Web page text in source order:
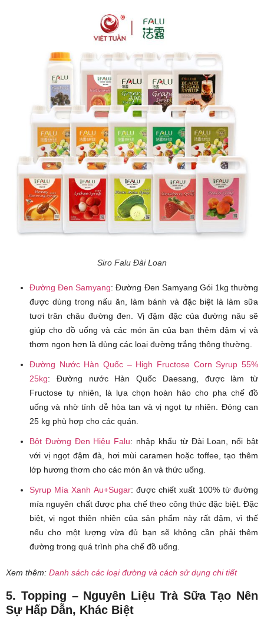
Siro Falu Đài Loan
Đường Đen Samyang: Đường Đen Samyang Gói 1kg thường
được dùng trong nấu ăn, làm bánh và đặc biệt là làm sữa
tươi trân châu đường đen. Vị đậm đặc của đường nâu sẽ
giúp cho đồ uống và các món ăn của bạn thêm đậm vị và
thơm ngon hơn là dùng các loại đường trắng thông thường.
Đường Nước Hàn Quốc – High Fructose Corn Syrup 55%
25kg: Đường nước Hàn Quốc Daesang, được làm từ
Fructose tự nhiên, là lựa chọn hoàn hảo cho pha chế đồ
uống và nhờ tính dễ hòa tan và vị ngọt tự nhiên. Đóng can
25 kg phù hợp cho các quán.
Bột Đường Đen Hiệu Falu: nhập khẩu từ Đài Loan, nổi bật
với vị ngọt đậm đà, hơi mùi caramen hoặc toffee, tạo thêm
lớp hương thơm cho các món ăn và thức uống.
Syrup Mía Xanh Au+Sugar: được chiết xuất 100% từ đường
mía nguyên chất được pha chế theo công thức đặc biệt. Đặc
biệt, vị ngọt thiên nhiên của sản phẩm này rất đậm, vì thế
nếu cho một lượng vừa đủ bạn sẽ không cần phải thêm
đường trong quá trình pha chế đồ uống.
Xem thêm: Danh sách các loại đường và cách sử dụng chi tiết
5. Topping – Nguyên Liệu Trà Sữa Tạo Nên
Sự Hấp Dẫn, Khác Biệt